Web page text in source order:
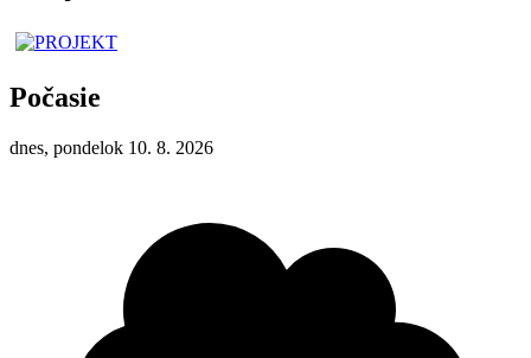
Počasie
dnes, pondelok 10. 8. 2026